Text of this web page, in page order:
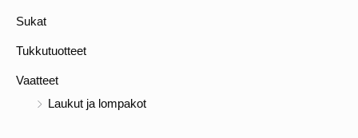
Sukat
Tukkutuotteet
Vaatteet
Laukut ja lompakot